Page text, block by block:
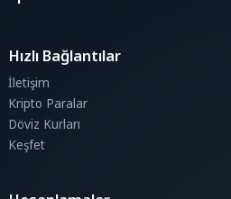
Hızlı Bağlantılar
İletişim
Kripto Paralar
Döviz Kurları
Keşfet